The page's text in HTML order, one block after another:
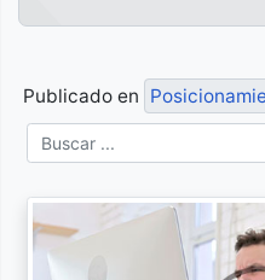
Publicado en